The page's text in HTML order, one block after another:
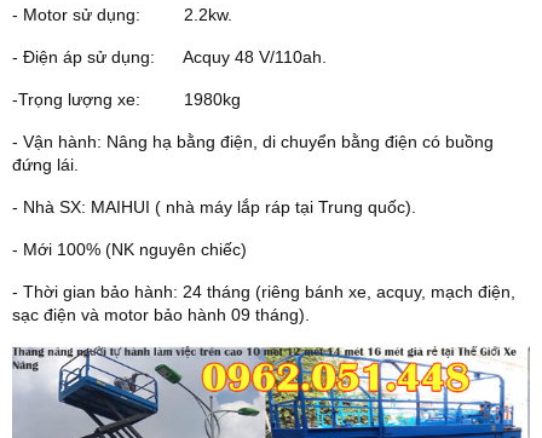
- Motor sử dụng: 2.2kw.
- Điện áp sử dụng: Acquy 48 V/110ah.
-Trọng lượng xe: 1980kg
- Vận hành: Nâng hạ bằng điện, di chuyển bằng điện có buồng
đứng lái.
- Nhà SX: MAIHUI ( nhà máy lắp ráp tại Trung quốc).
- Mới 100% (NK nguyên chiếc)
- Thời gian bảo hành: 24 tháng (riêng bánh xe, acquy, mạch điện,
sạc điện và motor bảo hành 09 tháng).